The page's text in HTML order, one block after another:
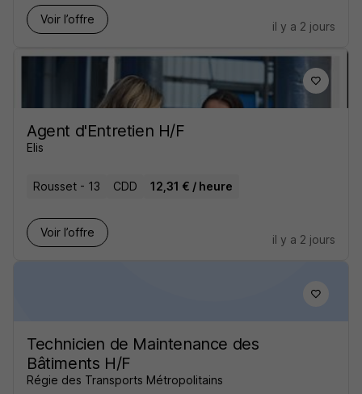
Voir l’offre
il y a 2 jours
Agent d'Entretien H/F
Elis
Rousset - 13 CDD 12,31 € / heure
Voir l’offre
il y a 2 jours
Technicien de Maintenance des
Bâtiments H/F
Régie des Transports Métropolitains